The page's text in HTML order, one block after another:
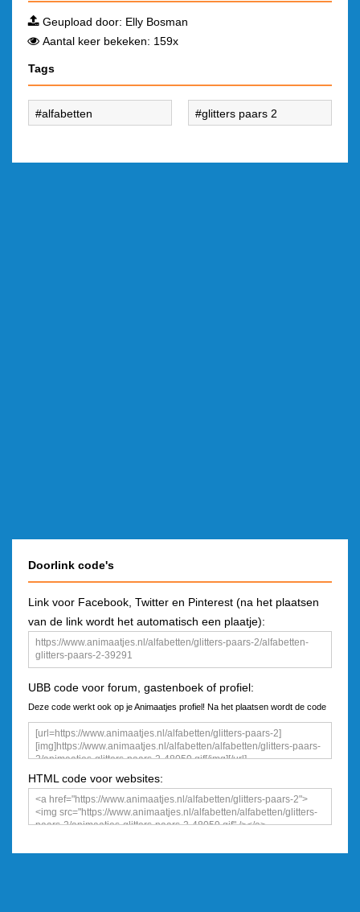
Geupload door: Elly Bosman
Aantal keer bekeken: 159x
Tags
alfabetten glitters paars 2
Doorlink code's
Link voor Facebook, Twitter en Pinterest (na het plaatsen
van de link wordt het automatisch een plaatje):
UBB code voor forum, gastenboek of profiel:
Deze code werkt ook op je Animaatjes profiel! Na het plaatsen wordt de code
een plaatje
HTML code voor websites: